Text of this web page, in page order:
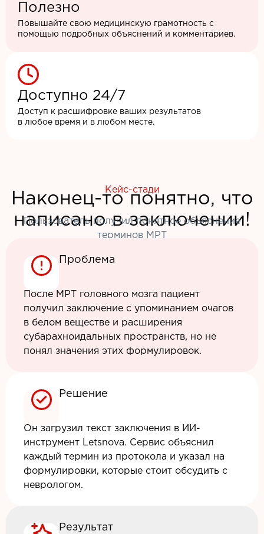
Полезно
Повышайте свою медицинскую грамотность с
помощью подробных объяснений и комментариев.
Доступно 24/7
Доступ к расшифровке ваших результатов
в любое время и в любом месте.
Кейс-стади
Наконец-то понятно, что
написано в заключении!
Пользователь получил понятное объяснение
терминов МРТ
Проблема
После МРТ головного мозга пациент
получил заключение с упоминанием очагов
в белом веществе и расширения
субарахноидальных пространств, но не
понял значения этих формулировок.
Решение
Он загрузил текст заключения в ИИ-
инструмент Letsnova. Сервис объяснил
каждый термин из протокола и указал на
формулировки, которые стоит обсудить с
неврологом.
Результат